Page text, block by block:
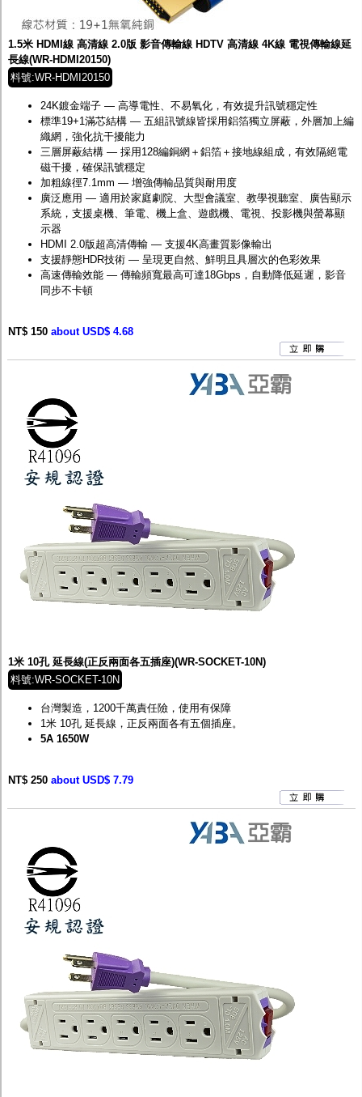
1.5米 HDMI線 高清線 2.0版 影音傳輸線 HDTV 高清線 4K線 電視傳輸線延
長線(WR-HDMI20150)
料號:WR-HDMI20150
24K鍍金端子 — 高導電性、不易氧化，有效提升訊號穩定性
標準19+1滿芯結構 — 五組訊號線皆採用鋁箔獨立屏蔽，外層加上編
織網，強化抗干擾能力
三層屏蔽結構 — 採用128編銅網＋鋁箔＋接地線組成，有效隔絕電
磁干擾，確保訊號穩定
加粗線徑7.1mm — 增強傳輸品質與耐用度
廣泛應用 — 適用於家庭劇院、大型會議室、教學視聽室、廣告顯示
系統，支援桌機、筆電、機上盒、遊戲機、電視、投影機與螢幕顯
示器
HDMI 2.0版超高清傳輸 — 支援4K高畫質影像輸出
支援靜態HDR技術 — 呈現更自然、鮮明且具層次的色彩效果
高速傳輸效能 — 傳輸頻寬最高可達18Gbps，自動降低延遲，影音
同步不卡頓
NT$ 150 about USD$ 4.68
1米 10孔 延長線(正反兩面各五插座)(WR-SOCKET-10N)
料號:WR-SOCKET-10N
台灣製造，1200千萬責任險，使用有保障
1米 10孔 延長線，正反兩面各有五個插座。
5A 1650W
NT$ 250 about USD$ 7.79